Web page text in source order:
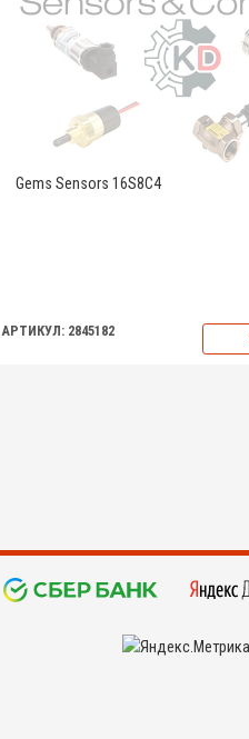
Gems Sensors 16S8C4
АРТИКУЛ: 2845182